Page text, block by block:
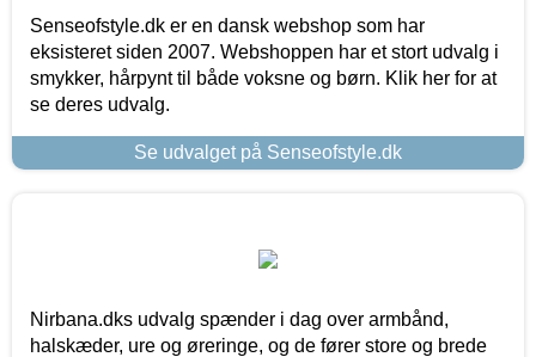
Senseofstyle.dk er en dansk webshop som har
eksisteret siden 2007. Webshoppen har et stort udvalg i
smykker, hårpynt til både voksne og børn. Klik her for at
se deres udvalg.
Se udvalget på Senseofstyle.dk
Nirbana.dks udvalg spænder i dag over armbånd,
halskæder, ure og øreringe, og de fører store og brede